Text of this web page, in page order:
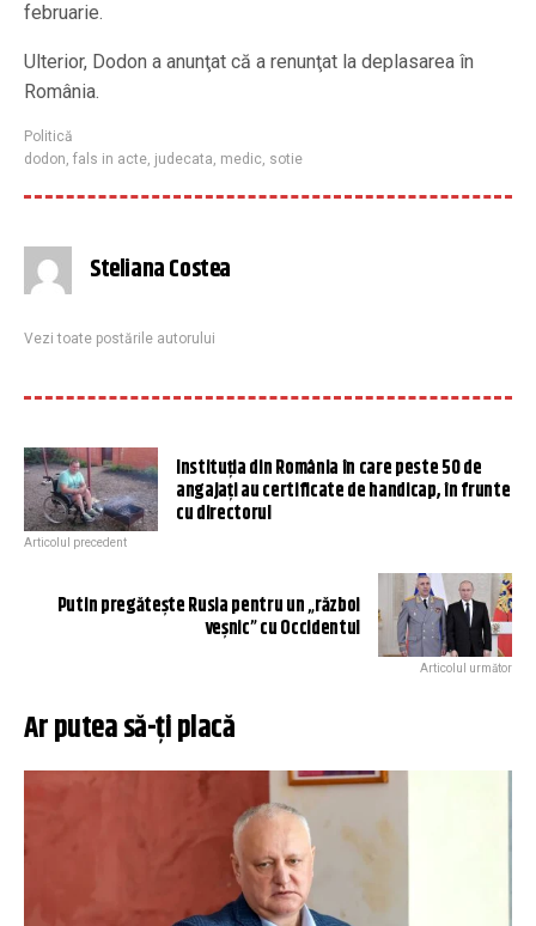
februarie.
Ulterior, Dodon a anunţat că a renunţat la deplasarea în
România.
Politică
dodon, fals in acte, judecata, medic, sotie
Steliana Costea
Vezi toate postările autorului
Instituția din România în care peste 50 de
angajați au certificate de handicap, în frunte
cu directorul
Articolul precedent
Putin pregătește Rusia pentru un „război
veșnic” cu Occidentul
Articolul următor
Ar putea să-ți placă